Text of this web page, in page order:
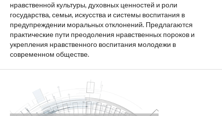
нравственной культуры, духовных ценностей и роли
государства, семьи, искусства и системы воспитания в
предупреждении моральных отклонений. Предлагаются
практические пути преодоления нравственных пороков и
укрепления нравственного воспитания молодежи в
современном обществе.